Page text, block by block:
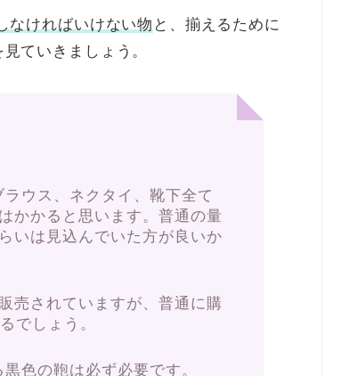
なければいけない物 と、揃えるために
ていきましょう。
ウス、ネクタイ、靴下全て
かかると思います。普通の量
いは見込んでいた方が良いか
売されていますが、普通に購
でしょう。
色の鞄は必ず必要です。